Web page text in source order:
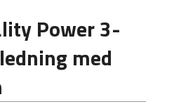
Power 3-
med